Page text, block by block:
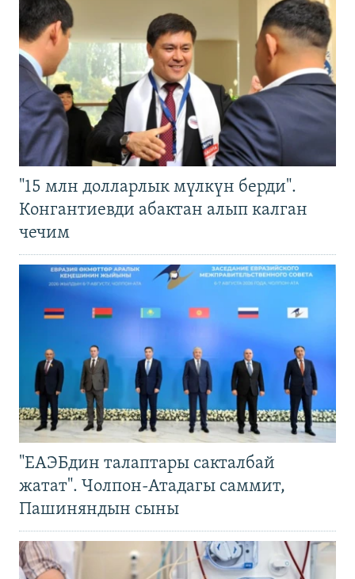
"15 млн долларлык мүлкүн берди".
Конгантиевди абактан алып калган
чечим
"ЕАЭБдин талаптары сакталбай
жатат". Чолпон-Атадагы саммит,
Пашиняндын сыны